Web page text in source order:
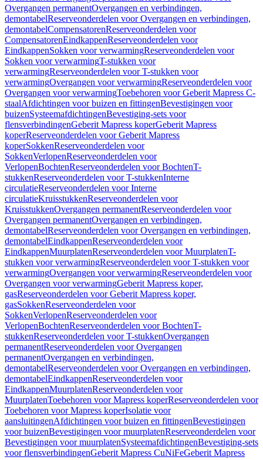
Overgangen permanentOvergangen en verbindingen,
demontabelReserveonderdelen voor Overgangen en verbindingen,
demontabelCompensatorenReserveonderdelen voor
CompensatorenEindkappenReserveonderdelen voor
EindkappenSokken voor verwarmingReserveonderdelen voor
Sokken voor verwarmingT-stukken voor
verwarmingReserveonderdelen voor T-stukken voor
verwarmingOvergangen voor verwarmingReserveonderdelen voor
Overgangen voor verwarmingToebehoren voor Geberit Mapress C-
staalAfdichtingen voor buizen en fittingenBevestigingen voor
buizenSysteemafdichtingenBevestiging-sets voor
flensverbindingenGeberit Mapress koperGeberit Mapress
koperReserveonderdelen voor Geberit Mapress
koperSokkenReserveonderdelen voor
SokkenVerlopenReserveonderdelen voor
VerlopenBochtenReserveonderdelen voor BochtenT-
stukkenReserveonderdelen voor T-stukkenInterne
circulatieReserveonderdelen voor Interne
circulatieKruisstukkenReserveonderdelen voor
KruisstukkenOvergangen permanentReserveonderdelen voor
Overgangen permanentOvergangen en verbindingen,
demontabelReserveonderdelen voor Overgangen en verbindingen,
demontabelEindkappenReserveonderdelen voor
EindkappenMuurplatenReserveonderdelen voor MuurplatenT-
stukken voor verwarmingReserveonderdelen voor T-stukken voor
verwarmingOvergangen voor verwarmingReserveonderdelen voor
Overgangen voor verwarmingGeberit Mapress koper,
gasReserveonderdelen voor Geberit Mapress koper,
gasSokkenReserveonderdelen voor
SokkenVerlopenReserveonderdelen voor
VerlopenBochtenReserveonderdelen voor BochtenT-
stukkenReserveonderdelen voor T-stukkenOvergangen
permanentReserveonderdelen voor Overgangen
permanentOvergangen en verbindingen,
demontabelReserveonderdelen voor Overgangen en verbindingen,
demontabelEindkappenReserveonderdelen voor
EindkappenMuurplatenReserveonderdelen voor
MuurplatenToebehoren voor Mapress koperReserveonderdelen voor
Toebehoren voor Mapress koperIsolatie voor
aansluitingenAfdichtingen voor buizen en fittingenBevestigingen
voor buizenBevestigingen voor muurplatenReserveonderdelen voor
Bevestigingen voor muurplatenSysteemafdichtingenBevestiging-sets
voor flensverbindingenGeberit Mapress CuNiFeGeberit Mapress